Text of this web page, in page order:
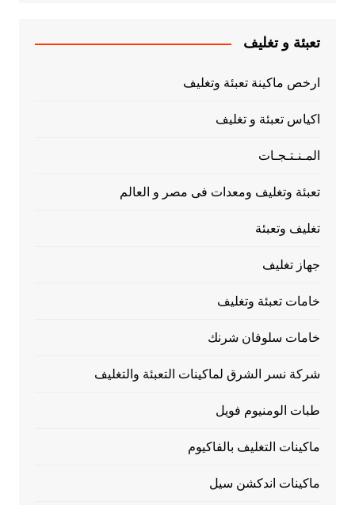
تعبئة و تغليف
ارخص ماكينة تعبئة وتغليف
اكياس تعبئة و تغليف
المـنـتـجـات
تعبئة وتغليف ومعدات فى مصر و العالم
تغليف وتعبئة
جهاز تغليف
خامات تعبئة وتغليف
خامات سلوفان شرنك
شركة نسر الشرق لماكينات التعبئة والتغليف
طبات الومنيوم فويل
ماكينات التغليف بالفاكيوم
ماكينات اندكشن سيل